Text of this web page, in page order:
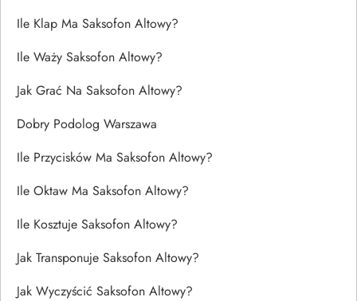
Ile Klap Ma Saksofon Altowy?
Ile Waży Saksofon Altowy?
Jak Grać Na Saksofon Altowy?
Dobry Podolog Warszawa
Ile Przycisków Ma Saksofon Altowy?
Ile Oktaw Ma Saksofon Altowy?
Ile Kosztuje Saksofon Altowy?
Jak Transponuje Saksofon Altowy?
Jak Wyczyścić Saksofon Altowy?